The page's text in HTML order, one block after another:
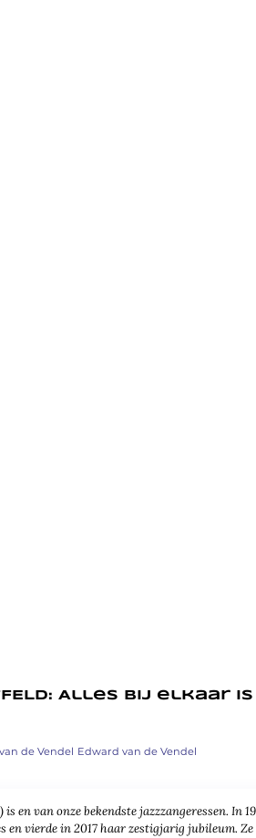
Alles bij
Edward van de Vendel
is en van onze bekendste jazzzangeressen. In
en vierde in 2017 haar zestigjarig jubileum.